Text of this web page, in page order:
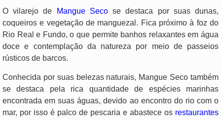
O vilarejo de Mangue Secose destaca por suas dunas,
coqueiros e vegetação de manguezal. Fica próximo à foz do
Rio Real e Fundo, o que permite banhos relaxantes em água
doce e contemplação da natureza por meio de passeios
rústicos de barcos.
Conhecida por suas belezas naturais, Mangue Seco também
se destaca pela rica quantidade de espécies marinhas
encontrada em suas águas, devido ao encontro do rio com o
mar, por isso é palco de pescaria e abastece os restaurantes